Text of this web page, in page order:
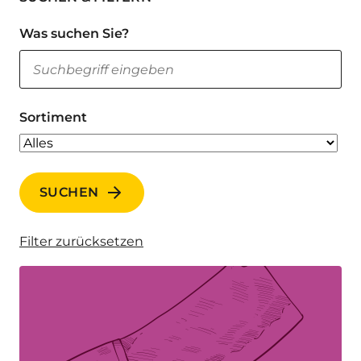
Was suchen Sie?
Sortiment
SUCHEN
Filter zurücksetzen